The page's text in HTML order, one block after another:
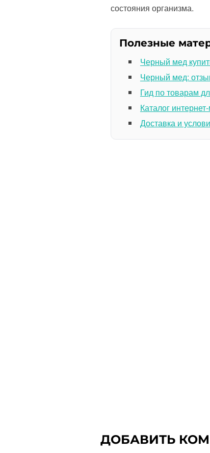
состояния организма.
Полезные
Черный мед
Черный мед:
Гид по товарам
Каталог
Доставка и
ДОБАВИТЬ